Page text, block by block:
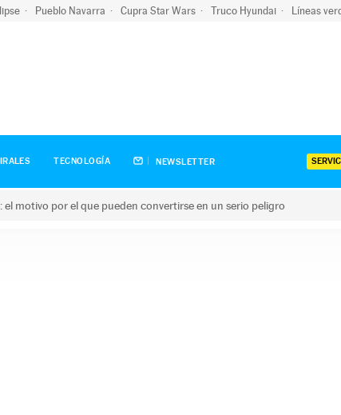
Pueblo Navarra Cupra Star Wars Truco Hyundai Líneas
TECNOLOGÍA NEWSLETTER
el motivo por el que pueden convertirse en un serio peligro